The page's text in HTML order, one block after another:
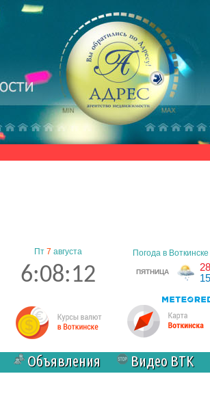
Пт 7 августа
6:08:13
Объявления Видео ВТК